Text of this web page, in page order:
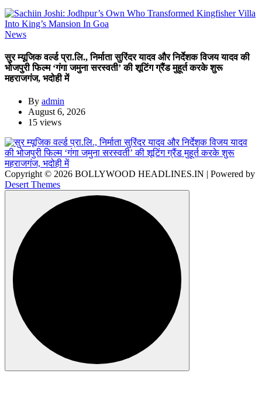
News
सुर म्यूजिक वर्ल्ड प्रा.लि., निर्माता सुरिंदर यादव और निर्देशक विजय यादव की
भोजपुरी फिल्म ‘गंगा जमुना सरस्वती’ की शूटिंग ग्रैंड मुहूर्त करके शुरू
महराजगंज, भदोही में
By admin
August 6, 2026
15 views
Copyright © 2026 BOLLYWOOD HEADLINES.IN | Powered by
Desert Themes